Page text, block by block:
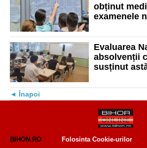
obținut
examenele
2.000 de lei
Evaluarea
absolvenții
susținut
Înapoi
BIHON.RO
Folosinta Cookie-urilor